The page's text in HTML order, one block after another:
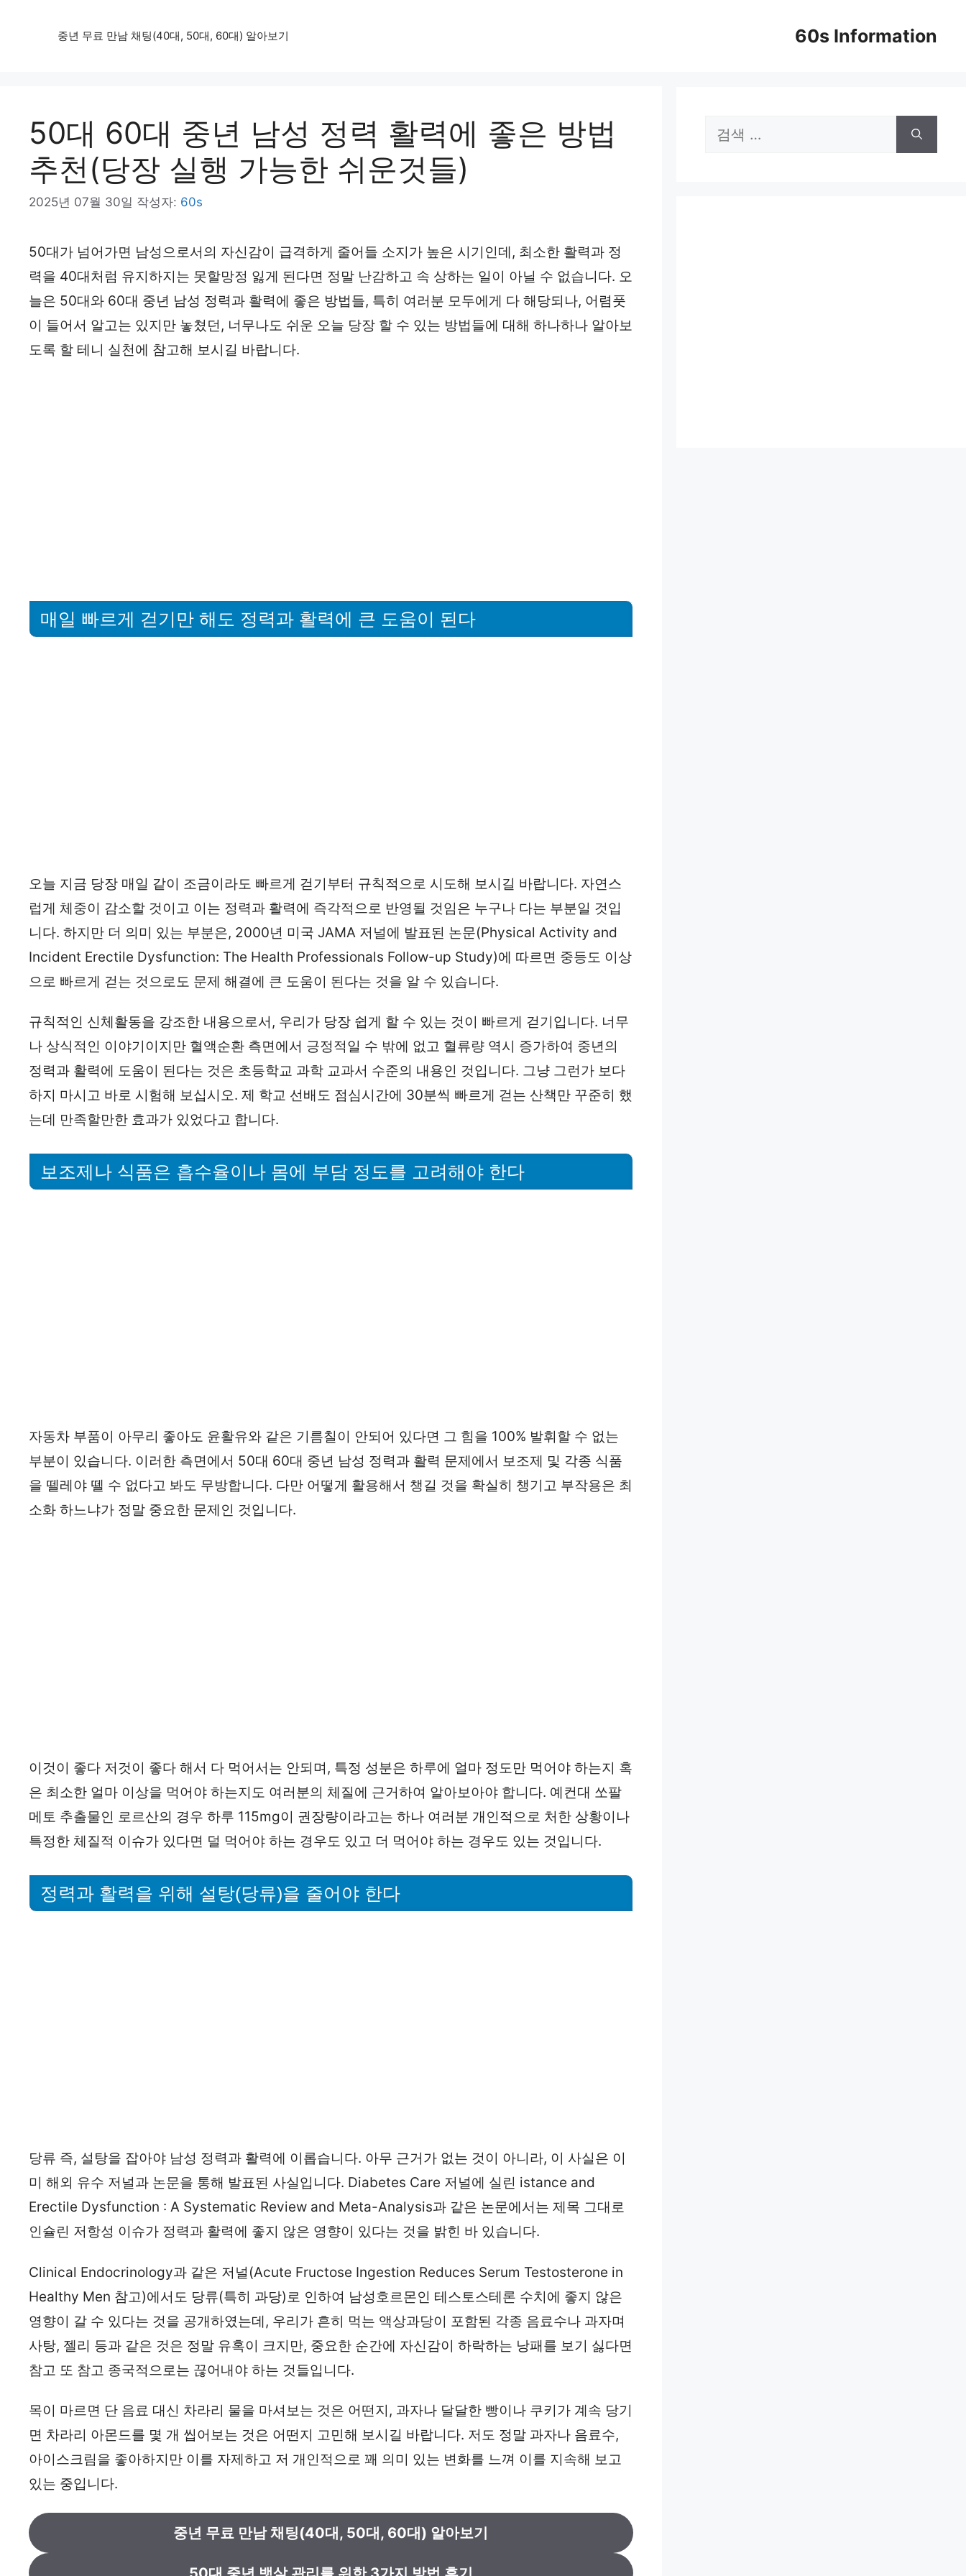
60s Information
중년 무료 만남 채팅(40대, 50대, 60대) 알아보기
50대 60대 중년 남성 정력 활력에 좋은 방법
추천(당장 실행 가능한 쉬운것들)
2025년 07월 30일 작성자: 60s
50대가 넘어가면 남성으로서의 자신감이 급격하게 줄어들 소지가 높은 시기인데, 최소한 활력과 정
력을 40대처럼 유지하지는 못할망정 잃게 된다면 정말 난감하고 속 상하는 일이 아닐 수 없습니다. 오
늘은 50대와 60대 중년 남성 정력과 활력에 좋은 방법들, 특히 여러분 모두에게 다 해당되나, 어렴풋
이 들어서 알고는 있지만 놓쳤던, 너무나도 쉬운 오늘 당장 할 수 있는 방법들에 대해 하나하나 알아보
도록 할 테니 실천에 참고해 보시길 바랍니다.
매일 빠르게 걷기만 해도 정력과 활력에 큰 도움이 된다
오늘 지금 당장 매일 같이 조금이라도 빠르게 걷기부터 규칙적으로 시도해 보시길 바랍니다. 자연스
럽게 체중이 감소할 것이고 이는 정력과 활력에 즉각적으로 반영될 것임은 누구나 다는 부분일 것입
니다. 하지만 더 의미 있는 부분은, 2000년 미국 JAMA 저널에 발표된 논문(Physical Activity and
Incident Erectile Dysfunction: The Health Professionals Follow-up Study)에 따르면 중등도 이상
으로 빠르게 걷는 것으로도 문제 해결에 큰 도움이 된다는 것을 알 수 있습니다.
규칙적인 신체활동을 강조한 내용으로서, 우리가 당장 쉽게 할 수 있는 것이 빠르게 걷기입니다. 너무
나 상식적인 이야기이지만 혈액순환 측면에서 긍정적일 수 밖에 없고 혈류량 역시 증가하여 중년의
정력과 활력에 도움이 된다는 것은 초등학교 과학 교과서 수준의 내용인 것입니다. 그냥 그런가 보다
하지 마시고 바로 시험해 보십시오. 제 학교 선배도 점심시간에 30분씩 빠르게 걷는 산책만 꾸준히 했
는데 만족할만한 효과가 있었다고 합니다.
보조제나 식품은 흡수율이나 몸에 부담 정도를 고려해야 한다
자동차 부품이 아무리 좋아도 윤활유와 같은 기름칠이 안되어 있다면 그 힘을 100% 발휘할 수 없는
부분이 있습니다. 이러한 측면에서 50대 60대 중년 남성 정력과 활력 문제에서 보조제 및 각종 식품
을 뗄레야 뗄 수 없다고 봐도 무방합니다. 다만 어떻게 활용해서 챙길 것을 확실히 챙기고 부작용은 최
소화 하느냐가 정말 중요한 문제인 것입니다.
이것이 좋다 저것이 좋다 해서 다 먹어서는 안되며, 특정 성분은 하루에 얼마 정도만 먹어야 하는지 혹
은 최소한 얼마 이상을 먹어야 하는지도 여러분의 체질에 근거하여 알아보아야 합니다. 예컨대 쏘팔
메토 추출물인 로르산의 경우 하루 115mg이 권장량이라고는 하나 여러분 개인적으로 처한 상황이나
특정한 체질적 이슈가 있다면 덜 먹어야 하는 경우도 있고 더 먹어야 하는 경우도 있는 것입니다.
정력과 활력을 위해 설탕(당류)을 줄어야 한다
당류 즉, 설탕을 잡아야 남성 정력과 활력에 이롭습니다. 아무 근거가 없는 것이 아니라, 이 사실은 이
미 해외 유수 저널과 논문을 통해 발표된 사실입니다. Diabetes Care 저널에 실린 istance and
Erectile Dysfunction : A Systematic Review and Meta-Analysis과 같은 논문에서는 제목 그대로
인슐린 저항성 이슈가 정력과 활력에 좋지 않은 영향이 있다는 것을 밝힌 바 있습니다.
Clinical Endocrinology과 같은 저널(Acute Fructose Ingestion Reduces Serum Testosterone in
Healthy Men 참고)에서도 당류(특히 과당)로 인하여 남성호르몬인 테스토스테론 수치에 좋지 않은
영향이 갈 수 있다는 것을 공개하였는데, 우리가 흔히 먹는 액상과당이 포함된 각종 음료수나 과자며
사탕, 젤리 등과 같은 것은 정말 유혹이 크지만, 중요한 순간에 자신감이 하락하는 낭패를 보기 싫다면
참고 또 참고 종국적으로는 끊어내야 하는 것들입니다.
목이 마르면 단 음료 대신 차라리 물을 마셔보는 것은 어떤지, 과자나 달달한 빵이나 쿠키가 계속 당기
면 차라리 아몬드를 몇 개 씹어보는 것은 어떤지 고민해 보시길 바랍니다. 저도 정말 과자나 음료수,
아이스크림을 좋아하지만 이를 자제하고 저 개인적으로 꽤 의미 있는 변화를 느껴 이를 지속해 보고
있는 중입니다.
중년 무료 만남 채팅(40대, 50대, 60대) 알아보기
검